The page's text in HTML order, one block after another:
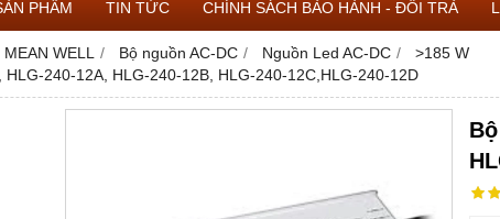
PHẨM TIN TỨC CHÍNH SÁCH BẢO HÀNH - ĐỔI TRẢ
WELL Bộ nguồn AC-DC Nguồn Led AC-DC
>185 W
240-12A, HLG-240-12B, HLG-240-12C,HLG-240-12D